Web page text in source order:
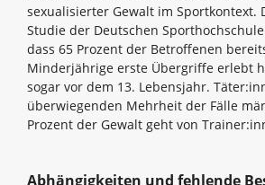
sexualisierter Gewalt im Sportkontext.
Studie der Deutschen
dass 65 Prozent der Betroffenen
Minderjährige erste Übergriffe erlebt
sogar vor dem 13. Lebensjahr.
überwiegenden Mehrheit der Fälle
Prozent der Gewalt geht von
Abhängigkeiten und fehlende